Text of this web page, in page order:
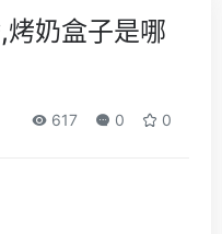
奶盒子是哪
617 0 0